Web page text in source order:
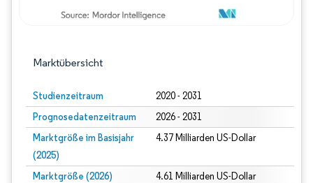
Marktübersicht
Studienzeitraum 2020 - 2031
Prognosedatenzeitraum 2026 - 2031
Marktgröße im Basisjahr
(2025)
4.37 Milliarden US-Dollar
Marktgröße (2026) 4.61 Milliarden US-Dollar